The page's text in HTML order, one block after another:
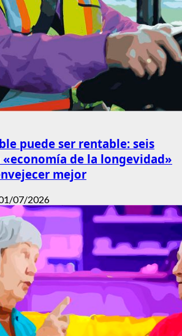
puede ser rentable: seis
de la longevidad»
mejor
07/2026